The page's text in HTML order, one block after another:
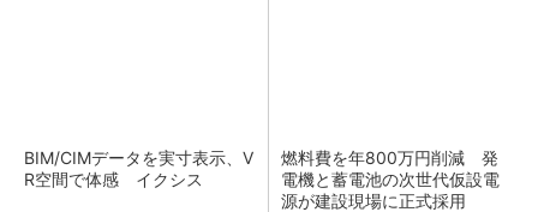
BIM/CIMデータを実寸表示、V
R空間で体感 イクシス
燃料費を年800万円削減 発
電機と蓄電池の次世代仮設電
源が建設現場に正式採用